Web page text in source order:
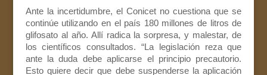
Ante la incertidumbre, el Conicet no cuestiona que se
continúe utilizando en el país 180 millones de litros de
glifosato al año. Allí radica la sorpresa, y malestar, de
los científicos consultados. “La legislación reza que
ante la duda debe aplicarse el principio precautorio.
Esto quiere decir que debe suspenderse la aplicación